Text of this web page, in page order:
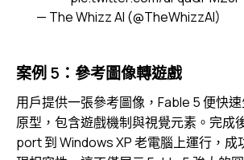
— The Whizz AI (@TheWhizzAI)
案例 5：參考圖像轉遊戲
用戶提供一張參考圖像，Fable 5 便快
原型，包含遊戲機制與視覺元素。完成
port 到 Windows XP 老電腦上運行，成